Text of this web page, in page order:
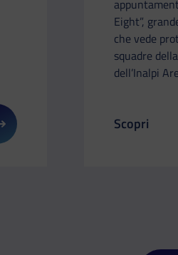
2025su: Il Dipartimento a
Eight”,
che vede
squadre
dell’Inalpi
Il link ti
Scopri